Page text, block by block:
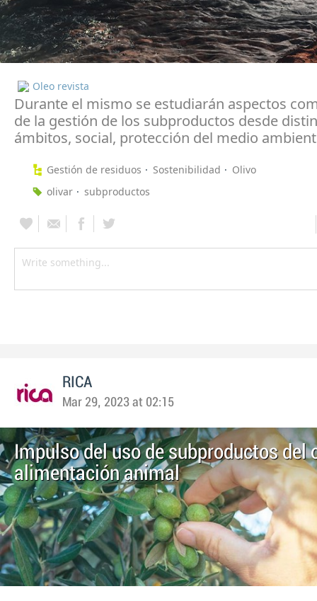
Oleo revista
Durante el mismo se estudiarán aspectos
de la gestión de los subproductos desde
ámbitos, social, protección del medio
Gestión de residuos Sostenibilidad
Olivo
olivar
subproductos
RICA
Mar 29, 2023 at 02:15
Impulso del uso de subproductos del
alimentación animal